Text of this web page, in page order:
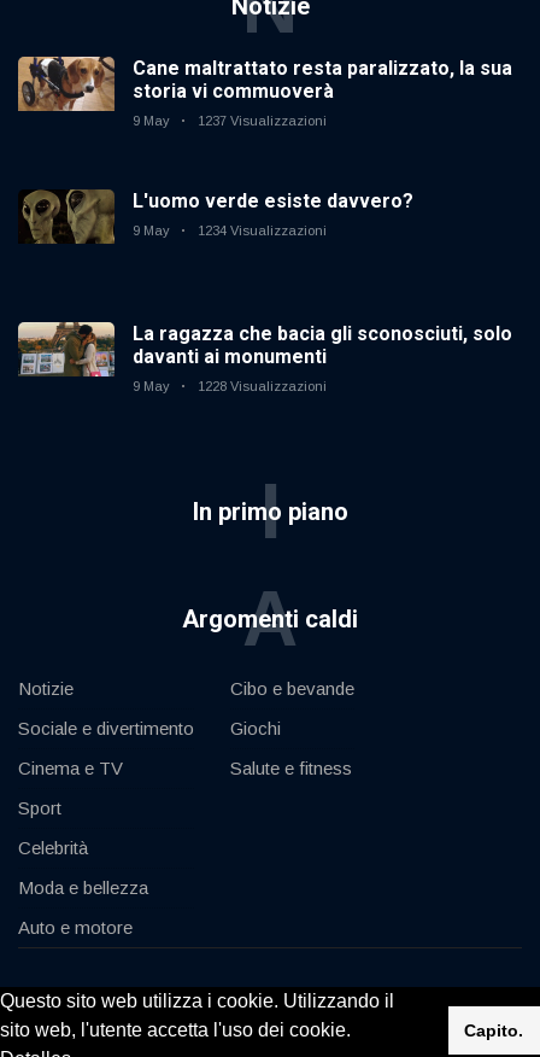
Questo sito web utilizza i cookie. Utilizzando il
sito web, l'utente accetta l'uso dei cookie.
Capito.
Notizie
Cane maltrattato resta paralizzato, la sua
storia vi commuoverà
9 May 1237 Visualizzazioni
L'uomo verde esiste davvero?
9 May 1234 Visualizzazioni
La ragazza che bacia gli sconosciuti, solo
davanti ai monumenti
9 May 1228 Visualizzazioni
In primo piano
I
Argomenti caldi
A
Notizie
Sociale e divertimento
Cinema e TV
Sport
Celebrità
Moda e bellezza
Auto e motore
Cibo e bevande
Giochi
Salute e fitness
© 2020, KV-GmbH | All rights reserved
Impressum Contatto